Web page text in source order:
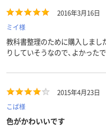
2016年3月16日
ミイ様
教科書整理のために購入しまし
りしていそうなので、よかった
2015年4月23日
こば様
色がかわいいです